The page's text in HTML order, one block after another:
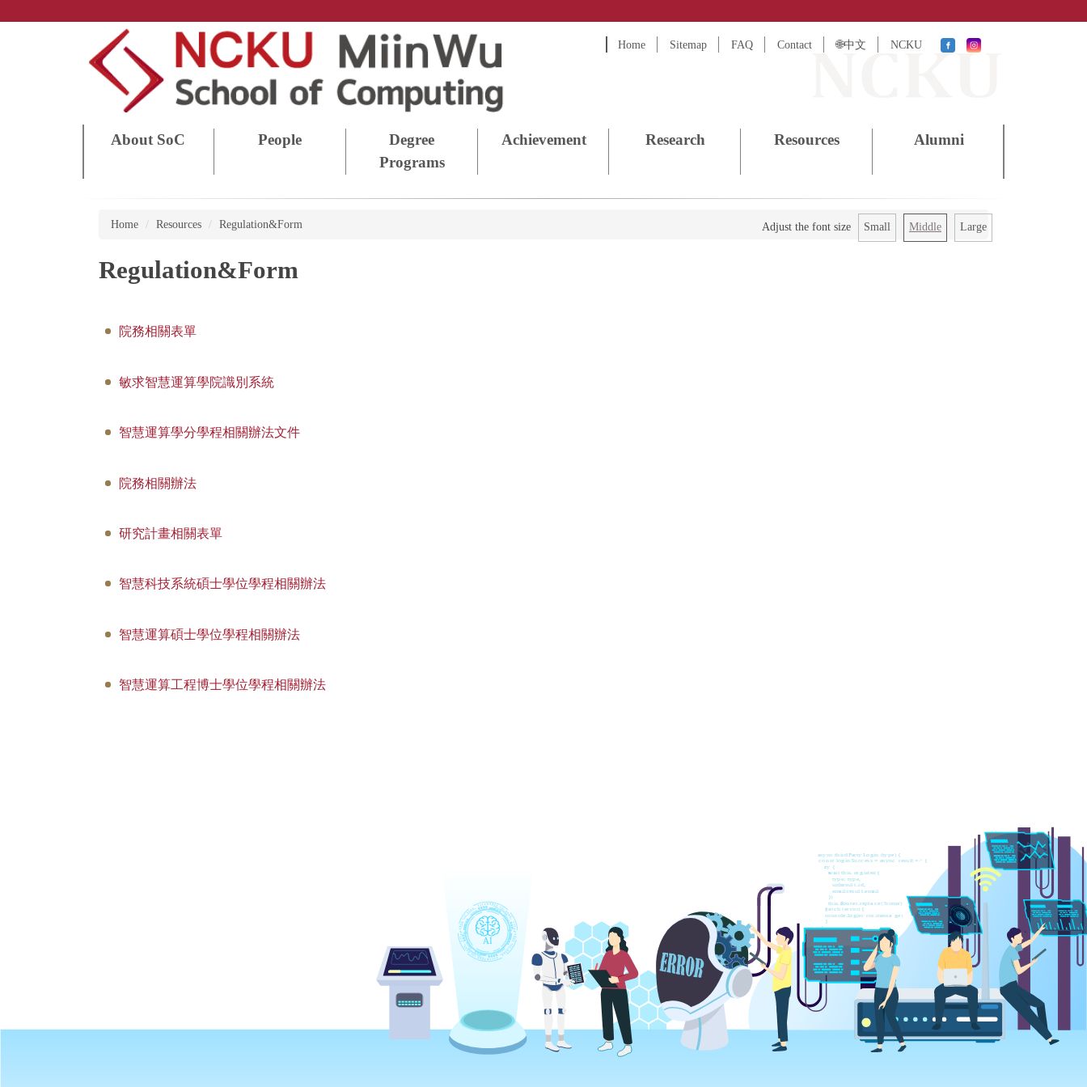
Home Sitemap FAQ Contact 🌐中文 NCKU
About SoC People
Degree
Programs
Achievement Research Resources Alumni
Home Resources Regulation&Form Adjust the font size Small Middle Large
Regulation&Form
院務相關表單
敏求智慧運算學院識別系統
智慧運算學分學程相關辦法文件
院務相關辦法
研究計畫相關表單
智慧科技系統碩士學位學程相關辦法
智慧運算碩士學位學程相關辦法
智慧運算工程博士學位學程相關辦法